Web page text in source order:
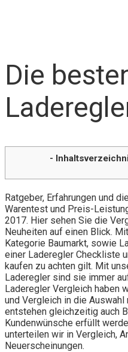
Die
-
Ratgeber, Erfahrungen und
Warentest und Preis-
2017. Hier sehen Sie die
Neuheiten auf einen Blick.
Kategorie Baumarkt, sowie
einer Laderegler Checkliste
kaufen zu achten gilt. Mit
Laderegler sind sie immer
Laderegler Vergleich haben
und Vergleich in die
entstehen gleichzeitig auch
Kundenwünsche erfüllt
unterteilen wir in Vergleich,
Neuerscheinungen.